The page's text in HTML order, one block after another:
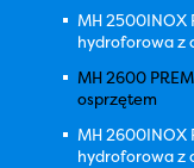
MH 2500INOX
hydroforowa z
MH 2600
osprzętem
MH 2600INOX
hydroforowa z